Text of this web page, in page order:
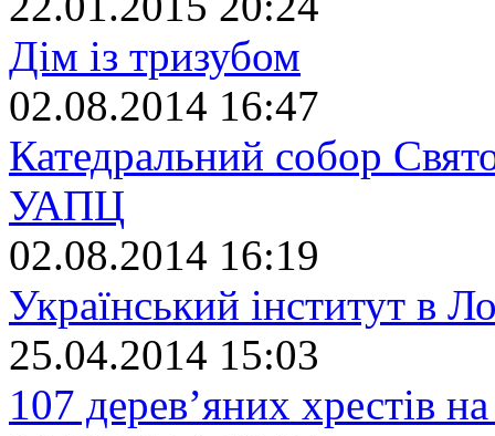
Дім із тризубом
02.08.2014 16:47
Катедральний собор
УАПЦ
02.08.2014 16:19
Український інститут в
25.04.2014 15:03
107 дерев’яних хрестів